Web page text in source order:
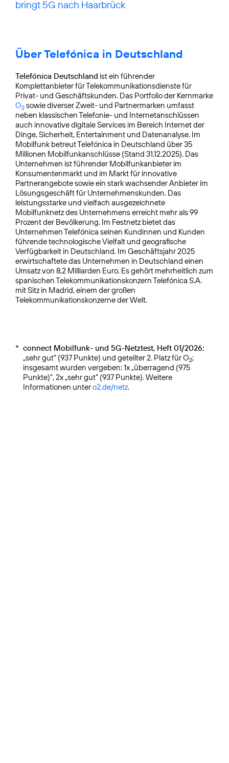
bringt 5G nach Haarbrück
Über Telefónica in Deutschland
Telefónica Deutschland ist ein führender
Komplettanbieter für Telekommunikationsdienste für
Privat- und Geschäftskunden. Das Portfolio der Kernmarke
O2 sowie diverser Zweit- und Partnermarken umfasst
neben klassischen Telefonie- und Internetanschlüssen
auch innovative digitale Services im Bereich Internet der
Dinge, Sicherheit, Entertainment und Datenanalyse. Im
Mobilfunk betreut Telefónica in Deutschland über 35
Millionen Mobilfunkanschlüsse (Stand 31.12.2025). Das
Unternehmen ist führender Mobilfunkanbieter im
Konsumentenmarkt und im Markt für innovative
Partnerangebote sowie ein stark wachsender Anbieter im
Lösungsgeschäft für Unternehmenskunden. Das
leistungsstarke und vielfach ausgezeichnete
Mobilfunknetz des Unternehmens erreicht mehr als 99
Prozent der Bevölkerung. Im Festnetz bietet das
Unternehmen Telefónica seinen Kundinnen und Kunden
führende technologische Vielfalt und geografische
Verfügbarkeit in Deutschland. Im Geschäftsjahr 2025
erwirtschaftete das Unternehmen in Deutschland einen
Umsatz von 8,2 Milliarden Euro. Es gehört mehrheitlich zum
spanischen Telekommunikationskonzern Telefónica S.A.
mit Sitz in Madrid, einem der großen
Telekommunikationskonzerne der Welt.
* connect Mobilfunk- und 5G-Netztest, Heft 01/2026:
„sehr gut“ (937 Punkte) und geteilter 2. Platz für O2;
insgesamt wurden vergeben: 1x „überragend (975
Punkte)“, 2x „sehr gut“ (937 Punkte). Weitere
Informationen untero2.de/netz.